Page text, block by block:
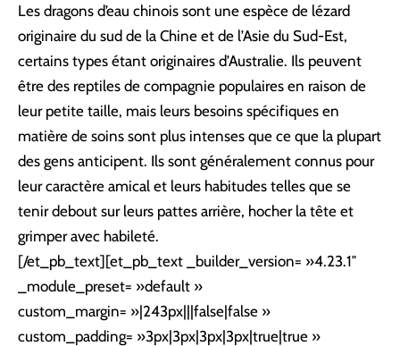
Les dragons d’eau chinois sont une espèce de lézard
originaire du sud de la Chine et de l’Asie du Sud-Est,
certains types étant originaires d’Australie. Ils peuvent
être des reptiles de compagnie populaires en raison de
leur petite taille, mais leurs besoins spécifiques en
matière de soins sont plus intenses que ce que la plupart
des gens anticipent. Ils sont généralement connus pour
leur caractère amical et leurs habitudes telles que se
tenir debout sur leurs pattes arrière, hocher la tête et
grimper avec habileté.
[/et_pb_text][et_pb_text _builder_version= »4.23.1″
_module_preset= »default »
custom_margin= »|243px|||false|false »
custom_padding= »3px|3px|3px|3px|true|true »